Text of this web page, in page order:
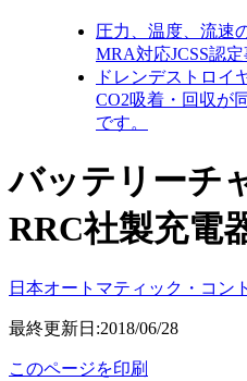
圧力、温度、流速
MRA対応JCSS認
ドレンデストロイ
CO2吸着・回収が
です。
バッテリーチ
RRC社製充電
日本オートマティック・コン
最終更新日:2018/06/28
このページを印刷